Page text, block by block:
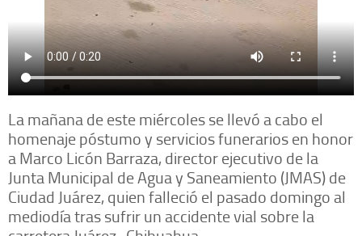
La mañana de este miércoles se llevó a cabo el
homenaje póstumo y servicios funerarios en honor
a Marco Licón Barraza, director ejecutivo de la
Junta Municipal de Agua y Saneamiento (JMAS) de
Ciudad Juárez, quien falleció el pasado domingo al
mediodía tras sufrir un accidente vial sobre la